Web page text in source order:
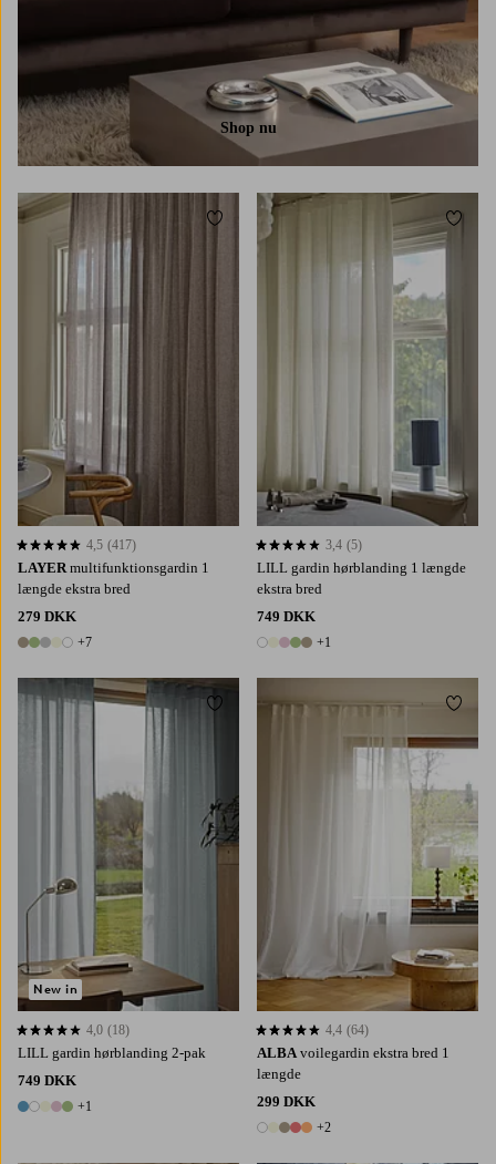
Shop nu
LAYER multifunktionsgardin 1
længde ekstra bred
279 DKK
12 farver
+7
4,5 baseret på 417 bedømmelser
4,5 (417)
Tilføj til favoritter
LILL gardin hørblanding 1 længde
ekstra bred
749 DKK
6 farver
+1
3,4 baseret på 5 bedømmelser
3,4 (5)
Tilføj
LILL gardin hørblanding 2-pak
749 DKK
6 farver
+1
4,0 baseret på 18 bedømmelser
4,0 (18)
New in
Tilføj til favoritter
ALBA voilegardin ekstra bred 1
længde
299 DKK
7 farver
+2
4,4 baseret på 64 bedømmelser
4,4 (64)
Tilføj